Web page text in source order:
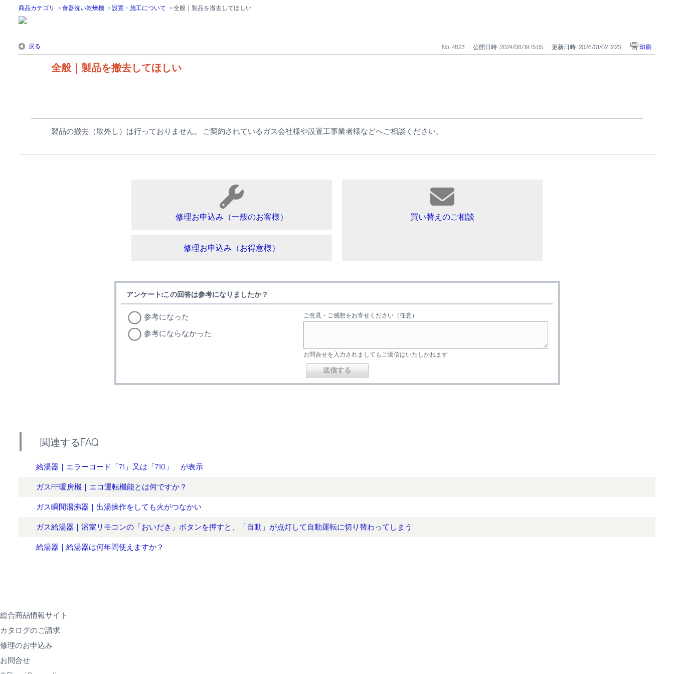
商品カテゴリ >食器洗い乾燥機 >設置・施工について >全般｜製品を撤去してほしい
戻る No : 4823 公開日時 : 2024/08/19 15:05 更新日時 : 2026/01/02 12:23 印刷
全般｜製品を撤去してほしい
製品の撤去（取外し）は行っておりません。 ご契約されているガス会社様や設置工事業者様などへご相談ください。
修理お申込み（一般のお客様）
修理お申込み（お得意様）
買い替えのご相談
アンケート:この回答は参考になりましたか？
参考になった
参考にならなかった
ご意見・ご感想をお寄せください（任意）
お問合せを入力されましてもご返信はいたしかねます
関連するFAQ
給湯器｜エラーコード「71」又は「710」 が表示
ガスFF暖房機｜エコ運転機能とは何ですか？
ガス瞬間湯沸器｜出湯操作をしても火がつなかい
ガス給湯器｜浴室リモコンの「おいだき」ボタンを押すと、「自動」が点灯して自動運転に切り替わってしまう
給湯器｜給湯器は何年間使えますか？
総合商品情報サイト
カタログのご請求
修理のお申込み
お問合せ